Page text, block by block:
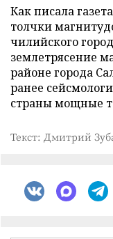
Как писала
толчки
чилийского
землетрясение
районе города
ранее сейсмологи
страны мощные
Текст: Дмитрий